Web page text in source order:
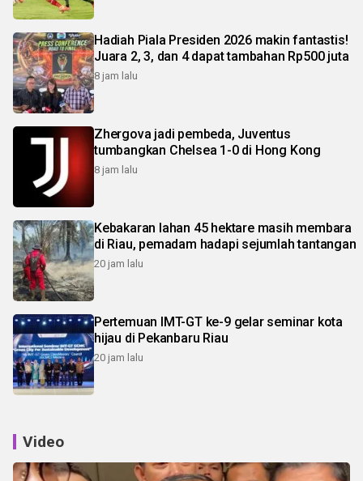
Hadiah Piala Presiden 2026 makin fantastis!
Juara 2, 3, dan 4 dapat tambahan Rp500 juta
8 jam lalu
Zhergova jadi pembeda, Juventus
tumbangkan Chelsea 1-0 di Hong Kong
8 jam lalu
Kebakaran lahan 45 hektare masih membara
di Riau, pemadam hadapi sejumlah tantangan
20 jam lalu
Pertemuan IMT-GT ke-9 gelar seminar kota
hijau di Pekanbaru Riau
20 jam lalu
Video